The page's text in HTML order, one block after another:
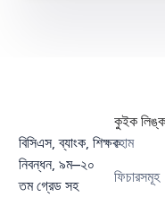
বিসিএস,ব্যাংক ,শিক্ষক
নিবন্ধন,৯ম–২০
তম গ্রেড সহ
কুইক লিঙ্ক
হোম
ফিচারসমূহ